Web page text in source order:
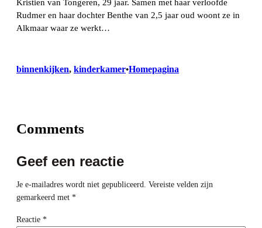
Kristien van Tongeren, 29 jaar. Samen met haar verloofde
Rudmer en haar dochter Benthe van 2,5 jaar oud woont ze in
Alkmaar waar ze werkt…
binnenkijken, kinderkamer•Homepagina
Comments
Geef een reactie
Je e-mailadres wordt niet gepubliceerd.
Vereiste velden zijn
gemarkeerd met *
Reactie *